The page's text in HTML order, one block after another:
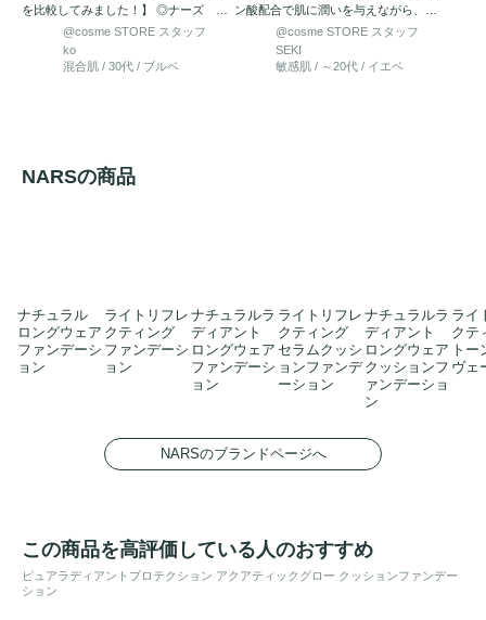
を比較してみました！】 ◎ナーズ ナ
チュラルラディアントロ…
@cosme STORE スタッフ
ko
混合肌 / 30代 / ブルベ
ン酸配合で肌に潤いを与えながら、肌
の透明感がup！ 「…
@cosme STORE スタッフ
SEKI
敏感肌 / ～20代 / イエベ
NARSの商品
ナチュラル
ロングウェア
ファンデーシ
ョン
ライトリフレ
クティング
ファンデーシ
ョン
ナチュラルラ
ディアント
ロングウェア
ファンデーシ
ョン
ライトリフレ
クティング
セラムクッシ
ョンファンデ
ーション
ナチュラルラ
ディアント
ロングウェア
クッションフ
ァンデーショ
ン
ライ
ク
トー
ヴェ
NARSのブランドページへ
この商品を高評価している人のおすすめ
ピュアラディアントプロテクション アクアティックグロー クッションファンデー
ション